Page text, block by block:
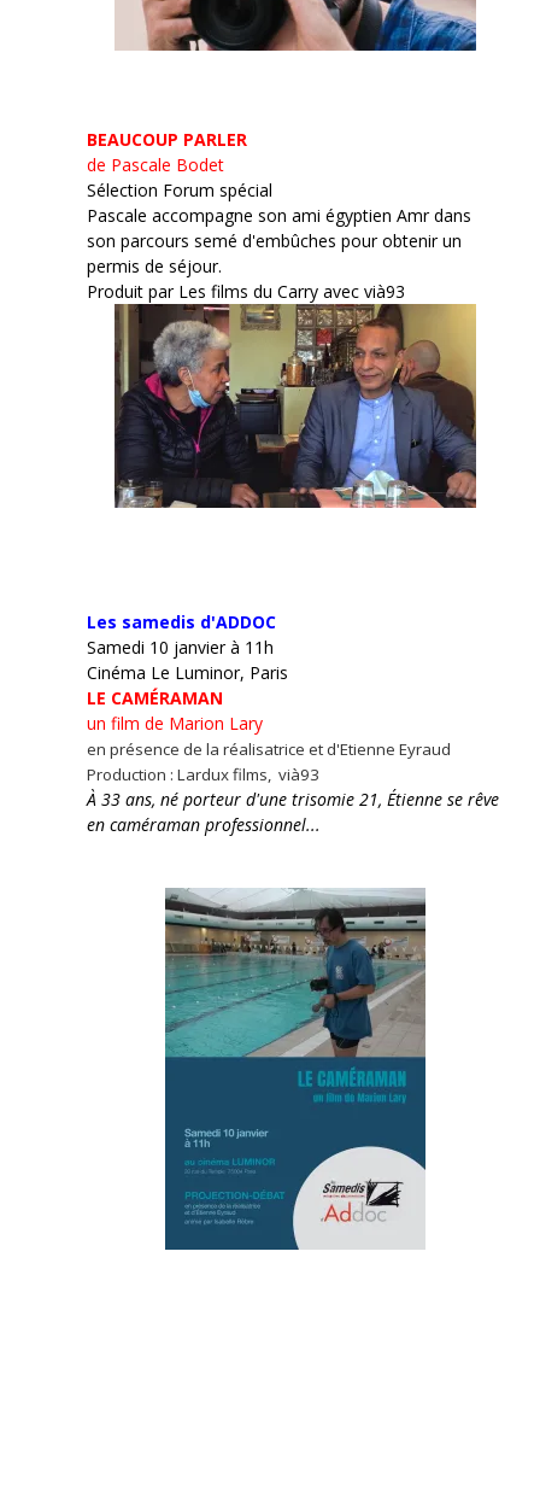
BEAUCOUP PARLER
de Pascale Bodet
Sélection Forum spécial
Pascale accompagne son ami égyptien Amr dans
son parcours semé d'embûches pour obtenir un
permis de séjour.
Produit par Les films du Carry avec vià93
Les samedis d'ADDOC
Samedi 10 janvier à 11h
Cinéma Le Luminor, Paris
LE CAMÉRAMAN
un film de Marion Lary
en présence de la réalisatrice et d'Etienne Eyraud
Production : Lardux films, vià93
À 33 ans, né porteur d'une trisomie 21, Étienne se rêve
en caméraman professionnel...